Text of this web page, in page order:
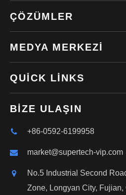
ÇÖZÜMLER
MEDYA MERKEZI
QUICK LINKS
BIZE ULAŞIN
+86-0592-6199958
market@supertech-vip.com
No.5 Industrial Second
Zone, Longyan City, Fujian,